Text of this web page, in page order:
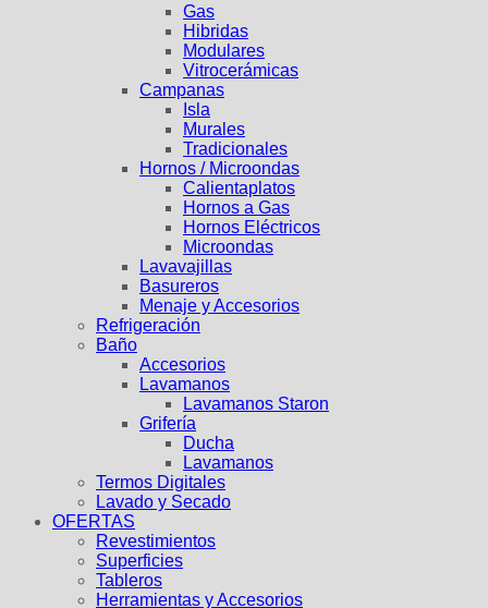
Gas
Hibridas
Modulares
Vitrocerámicas
Campanas
Isla
Murales
Tradicionales
Hornos / Microondas
Calientaplatos
Hornos a Gas
Hornos Eléctricos
Microondas
Lavavajillas
Basureros
Menaje y Accesorios
Refrigeración
Baño
Accesorios
Lavamanos
Lavamanos Staron
Grifería
Ducha
Lavamanos
Termos Digitales
Lavado y Secado
OFERTAS
Revestimientos
Superficies
Tableros
Herramientas y Accesorios